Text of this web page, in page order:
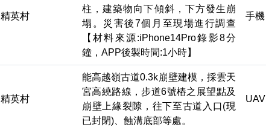
精英村
柱，建築物向下傾斜，下方發生崩
塌。災害後7個月至現場進行調查
【材料來源:iPhone14Pro錄影8分
鐘，APP後製時間:1小時】
手機
精英村
能高越嶺古道0.3k崩壁建模，採雲天
宮高繞路線，步道6號樁之展望點及
崩壁上緣裂隙，往下至古道入口(現
已封閉)、蝕溝底部等處。
UAV